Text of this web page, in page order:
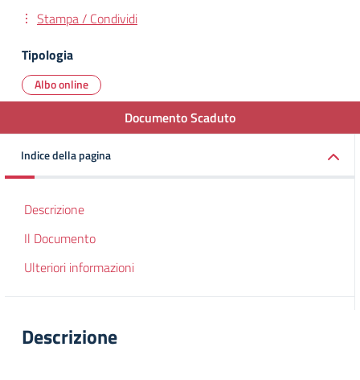
Stampa / Condividi
Tipologia
Albo online
Documento Scaduto
Indice della pagina
Descrizione
Il Documento
Ulteriori informazioni
Descrizione